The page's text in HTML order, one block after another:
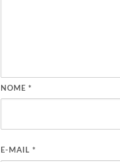
NOME *
E-MAIL *